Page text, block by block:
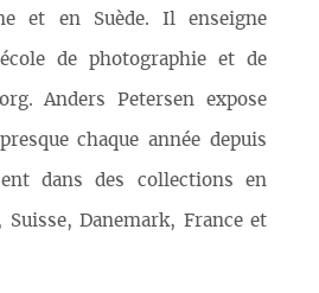
et en Suède. Il enseigne
de photographie et de
Anders Petersen expose
chaque année depuis
dans des collections en
Suisse, Danemark, France et